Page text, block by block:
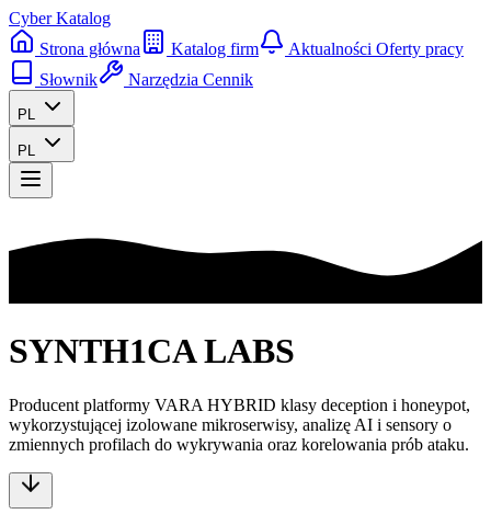
Cyber Katalog
Strona główna
Katalog firm Aktualności Oferty pracy
Słownik
Narzędzia Cennik
PL
PL
SYNTH1CA LABS
Producent platformy VARA HYBRID klasy deception i honeypot,
wykorzystującej izolowane mikroserwisy, analizę AI i sensory o
zmiennych profilach do wykrywania oraz korelowania prób ataku.